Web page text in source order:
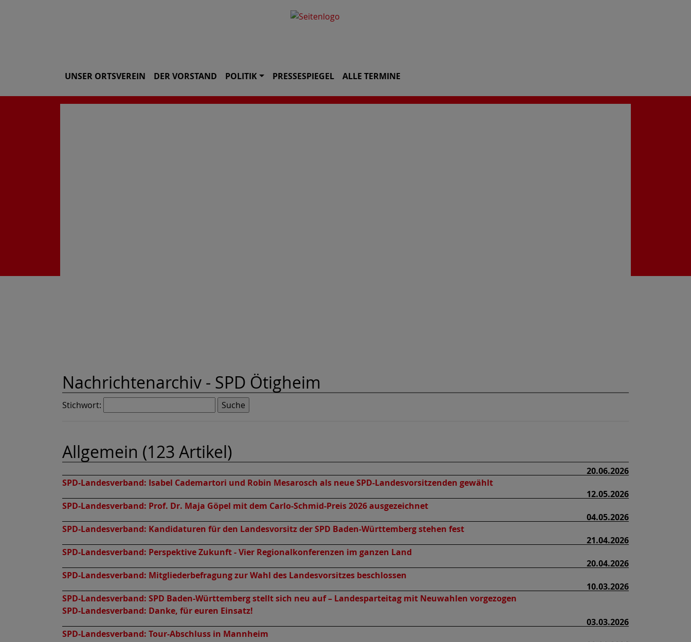
UNSER ORTSVEREIN DER VORSTAND POLITIK PRESSESPIEGEL ALLE TERMINE
Nachrichtenarchiv - SPD Ötigheim
Stichwort:
Allgemein (123 Artikel)
20.06.2026
SPD-Landesverband: Isabel Cademartori und Robin Mesarosch als neue SPD-Landesvorsitzenden gewählt
12.05.2026
SPD-Landesverband: Prof. Dr. Maja Göpel mit dem Carlo-Schmid-Preis 2026 ausgezeichnet
04.05.2026
SPD-Landesverband: Kandidaturen für den Landesvorsitz der SPD Baden-Württemberg stehen fest
21.04.2026
SPD-Landesverband: Perspektive Zukunft - Vier Regionalkonferenzen im ganzen Land
20.04.2026
SPD-Landesverband: Mitgliederbefragung zur Wahl des Landesvorsitzes beschlossen
10.03.2026
SPD-Landesverband: SPD Baden-Württemberg stellt sich neu auf – Landesparteitag mit Neuwahlen vorgezogen
SPD-Landesverband: Danke, für euren Einsatz!
03.03.2026
SPD-Landesverband: Tour-Abschluss in Mannheim